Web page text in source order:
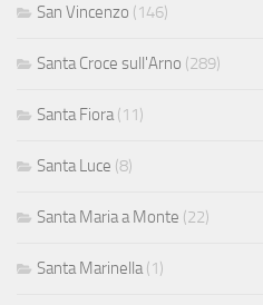
San Vincenzo (146)
Santa Croce sull'Arno (289)
Santa Fiora (11)
Santa Luce (8)
Santa Maria a Monte (22)
Santa Marinella (1)